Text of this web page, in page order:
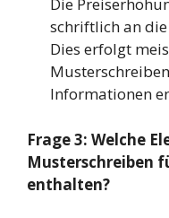
schriftlich an
Dies erfolgt
Informationen
Frage 3: Welche
Musterschreiben
enthalten?